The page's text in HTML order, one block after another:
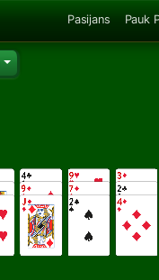
Pasijans Pauk